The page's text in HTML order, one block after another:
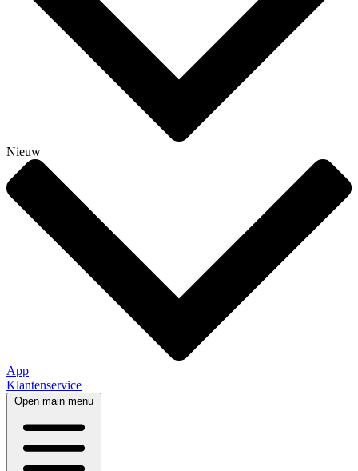
Nieuw
App
Klantenservice
Open main menu